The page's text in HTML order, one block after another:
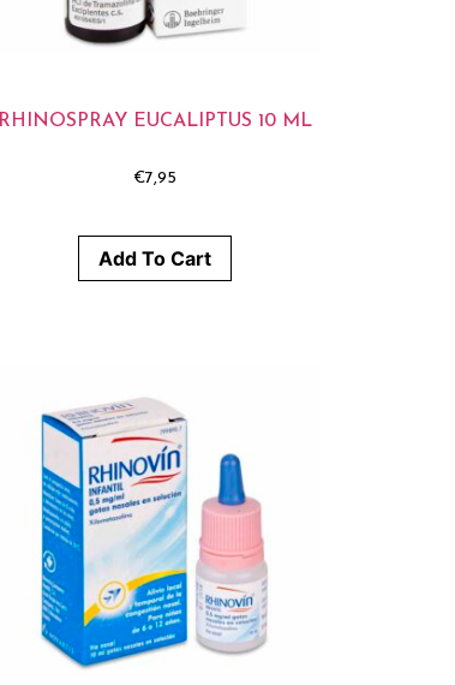
RHINOSPRAY EUCALIPTUS 10 ML
€7,95
Add To Cart